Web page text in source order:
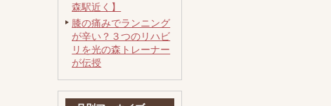
森駅近く】
膝の痛みでランニング
が辛い？３つのリハビ
リを光の森トレーナー
が伝授